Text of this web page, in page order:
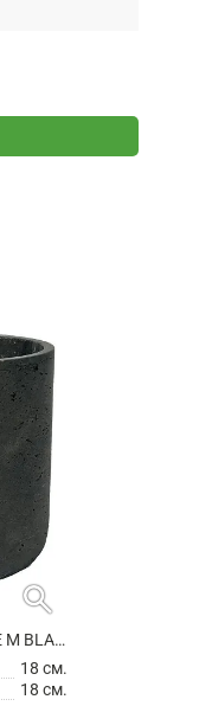
search
КАШПО ROUGH CHARLIE M BLACK WASHED
18 см.
18 см.